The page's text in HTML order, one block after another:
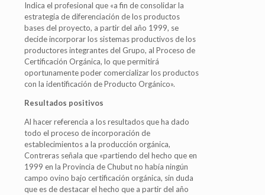
Indica el profesional que «a fin de consolidar la
estrategia de diferenciación de los productos
bases del proyecto, a partir del año 1999, se
decide incorporar los sistemas productivos de los
productores integrantes del Grupo, al Proceso de
Certificación Orgánica, lo que permitirá
oportunamente poder comercializar los productos
con la identificación de Producto Orgánico».
Resultados positivos
Al hacer referencia a los resultados que ha dado
todo el proceso de incorporación de
establecimientos a la producción orgánica,
Contreras señala que «partiendo del hecho que en
1999 en la Provincia de Chubut no había ningún
campo ovino bajo certificación orgánica, sin duda
que es de destacar el hecho que a partir del año